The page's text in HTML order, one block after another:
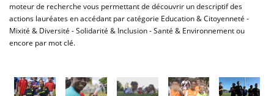
moteur de recherche vous permettant de découvrir un descriptif des
actions lauréates en accédant par catégorie Education & Citoyenneté -
Mixité & Diversité - Solidarité & Inclusion - Santé & Environnement ou
encore par mot clé.